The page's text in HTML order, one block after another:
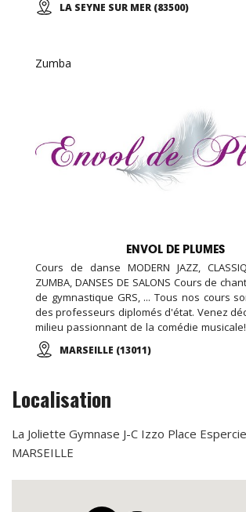
(taichi) peut s’exécuter de bien des
LA SEYNE SUR MER (83500)
Zumba
ENVOL DE PLUMES
Cours de danse MODERN JAZZ,
ZUMBA, DANSES DE SALONS Cours de
de gymnastique GRS, ... Tous nos cours
des professeurs diplomés d'état. Venez
milieu passionnant de la comédie
et Adultes. Stages vacances,
d'essai offert !
MARSEILLE (13011)
Localisation
La Joliette Gymnase J-C Izzo Place
MARSEILLE